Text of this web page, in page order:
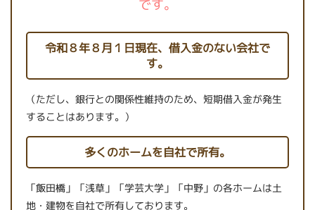
です。
令和８年８月１日現在、借入金のない会社で
す。
（ただし、銀行との関係性維持のため、短期借入金が発生
することはあります。）
多くのホームを自社で所有。
「飯田橋」「浅草」「学芸大学」「中野」の各ホームは土
地・建物を自社で所有しております。